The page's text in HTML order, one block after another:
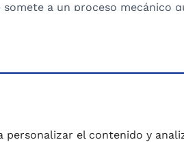
personalizar el contenido y
somete a un proceso mecánico
emulsión.
alcanzar al menos los -
a -15ºC. Su consumo